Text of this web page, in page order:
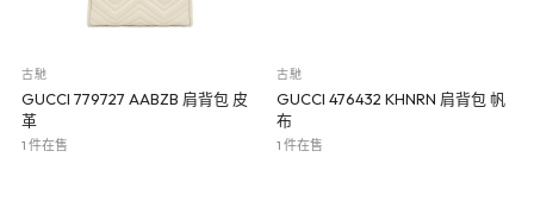
古馳
GUCCI 779727 AABZB 肩背包 皮
革
1 件在售
古馳
GUCCI 476432 KHNRN 肩背包 帆
布
1 件在售